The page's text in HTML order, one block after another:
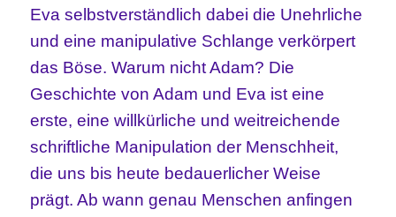
Eva selbstverständlich dabei die Unehrliche
und eine manipulative Schlange verkörpert
das Böse. Warum nicht Adam? Die
Geschichte von Adam und Eva ist eine
erste, eine willkürliche und weitreichende
schriftliche Manipulation der Menschheit,
die uns bis heute bedauerlicher Weise
prägt. Ab wann genau Menschen anfingen